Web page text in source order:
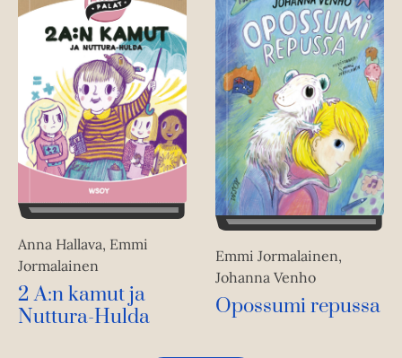
Anna Hallava, Emmi
Jormalainen
2 A:n kamut ja
Nuttura-Hulda
Emmi Jormalainen,
Johanna Venho
Opossumi repussa